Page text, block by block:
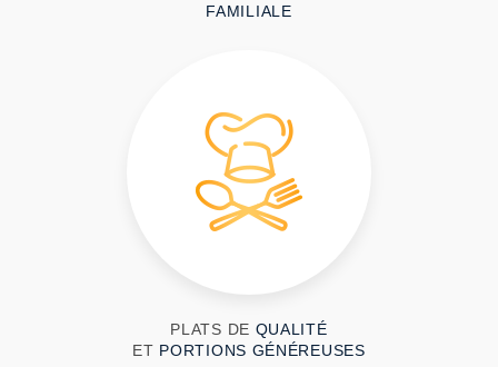
FAMILIALE
PLATS DE QUALITÉ
ET PORTIONS GÉNÉREUSES